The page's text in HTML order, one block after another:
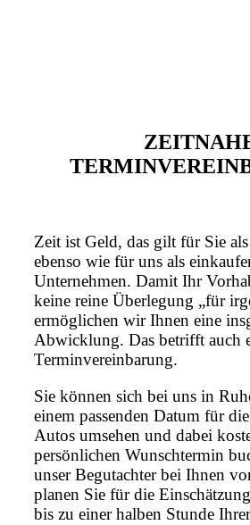
Zeit ist Geld, das gilt für Sie
ebenso wie für uns als
Unternehmen. Damit Ihr
keine reine Überlegung „für
ermöglichen wir Ihnen eine
Abwicklung. Das betrifft auch
Terminvereinbarung.
Sie können sich bei uns in
einem passenden Datum für
Autos umsehen und dabei
persönlichen Wunschtermin
unser Begutachter bei Ihnen
planen Sie für die
bis zu einer halben Stunde